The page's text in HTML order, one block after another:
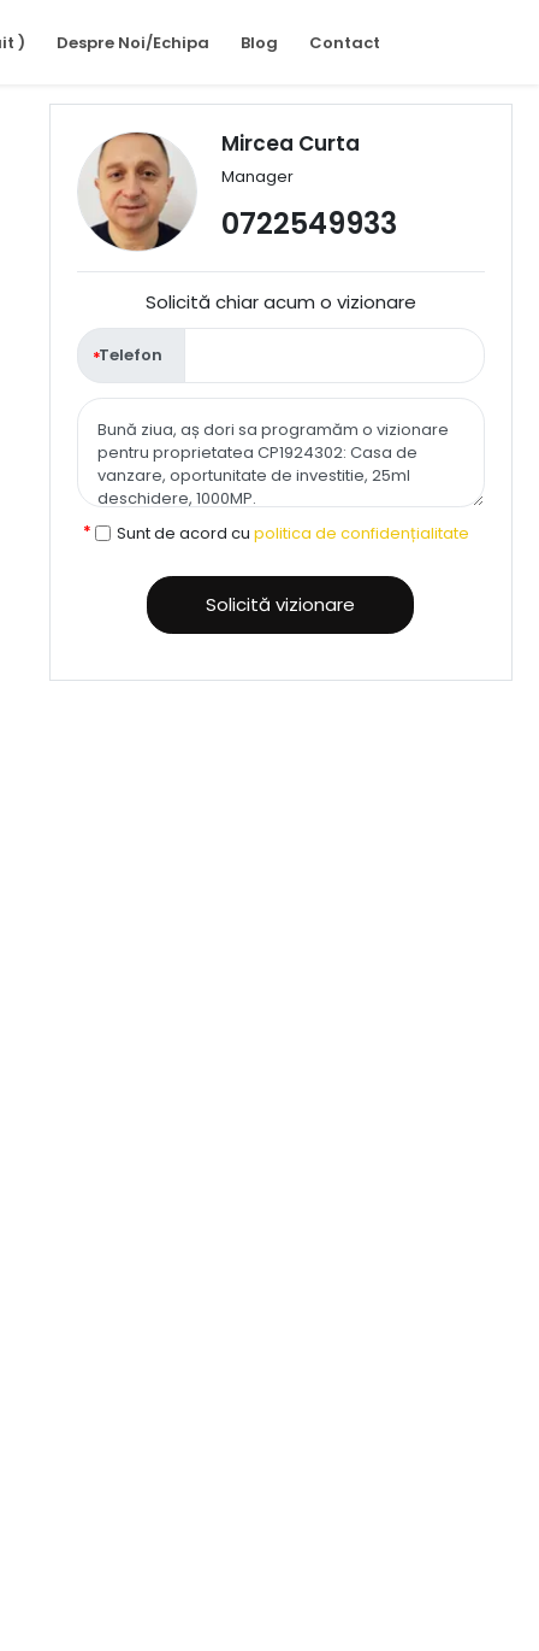
) Despre Noi/Echipa Blog Contact
Mircea Curta
Manager
0722549933
Solicită chiar acum o vizionare
Telefon
Sunt de acord cu politica de confidențialitate
Solicită vizionare